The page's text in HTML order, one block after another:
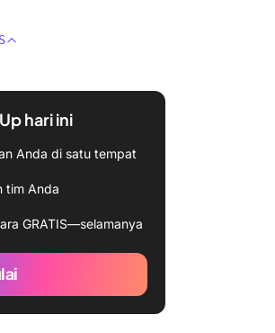
hari ini
Anda di satu tempat
tim Anda
GRATIS—selamanya